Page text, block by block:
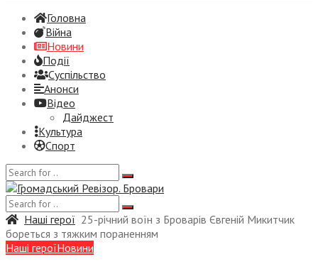
Головна
Війна
Новини
Події
Суспiльство
Анонси
Відео
Дайджест
Культура
Спорт
Наші герої 25-річний воїн з Броварів Євгеній Микитчик
бореться з тяжким пораненням
Наші героїНовини